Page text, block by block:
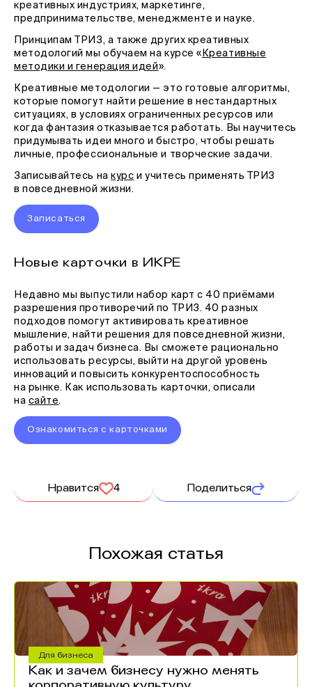
креативных индустриях, маркетинге,
предпринимательстве, менеджменте и науке.
Принципам ТРИЗ, а также других креативных
методологий мы обучаем на курсе « Креативные
методики и генерация идей».
Креативные методологии — это готовые алгоритмы,
которые помогут найти решение в нестандартных
ситуациях, в условиях ограниченных ресурсов или
когда фантазия отказывается работать. Вы научитесь
придумывать идеи много и быстро, чтобы решать
личные, профессиональные и творческие задачи.
Записывайтесь накурс и учитесь применять ТРИЗ
в повседневной жизни.
Записаться
Новые карточки в ИКРЕ
Недавно мы выпустили набор карт с 40 приёмами
разрешения противоречий по ТРИЗ. 40 разных
подходов помогут активировать креативное
мышление, найти решения для повседневной жизни,
работы и задач бизнеса. Вы сможете рационально
использовать ресурсы, выйти на другой уровень
инноваций и повысить конкурентоспособность
на рынке. Как использовать карточки, описали
на сайте.
Ознакомиться с карточками
Нравится 4 Поделиться
Похожая статья
Для бизнеса
Как и зачем бизнесу нужно менять